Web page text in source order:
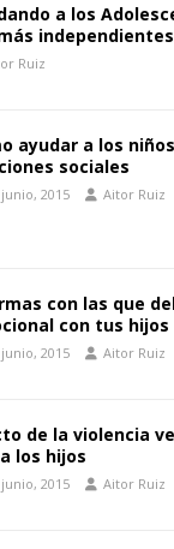
a los
independientes
Ruiz
ayudar a los
sociales
2015 Aitor Ruiz
con las que
con tus hijos
2015 Aitor Ruiz
de la violencia
los hijos
2015 Aitor Ruiz